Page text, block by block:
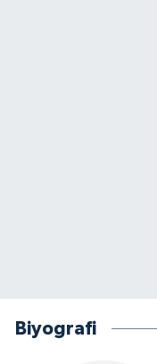
Biyografi